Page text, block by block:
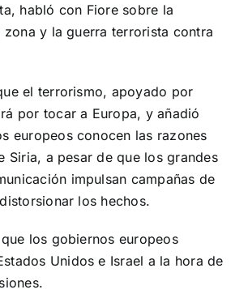
habló con Fiore sobre la
zona y la guerra terrorista contra
el terrorismo, apoyado por
por tocar a Europa, y añadió
europeos conocen las razones
Siria, a pesar de que los grandes
impulsan campañas de
los hechos.
los gobiernos europeos
Unidos e Israel a la hora de